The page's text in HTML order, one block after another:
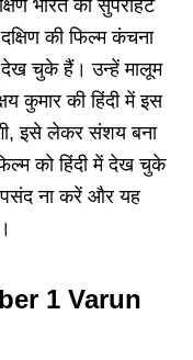
भारत की सुपरहिट
की फिल्म कंचना
देख चुके हैं। उन्हें मालूम
कुमार की हिंदी में इस
इसे लेकर संशय बना
को हिंदी में देख चुके
पसंद ना करें और यह
1 Varun